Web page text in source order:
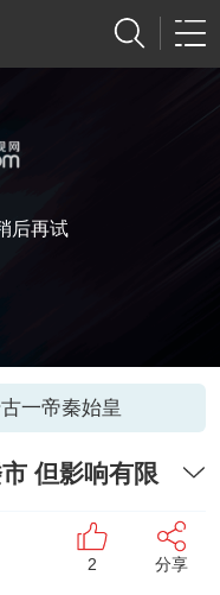
后再试
一帝秦始皇
但影响有限
2 分享